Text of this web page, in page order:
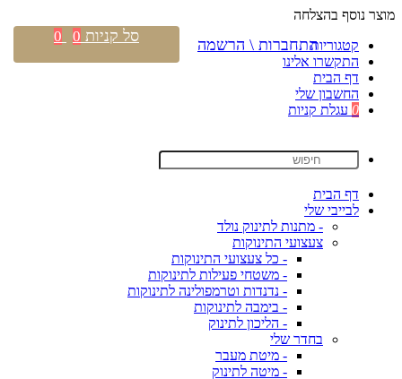
מוצר נוסף בהצלחה
קטגוריות
התקשרו אלינו
דף הבית
החשבון שלי
0 עגלת קניות
דף הבית
לבייבי שלי
- מתנות לתינוק נולד
צעצועי התינוקות
- כל צעצועי התינוקות
- משטחי פעילות לתינוקות
- נדנדות וטרמפולינה לתינוקות
- בימבה לתינוקות
- הליכון לתינוק
בחדר שלי
- מיטת מעבר
- מיטה לתינוק
התחברות \ הרשמה סל קניות 0
0